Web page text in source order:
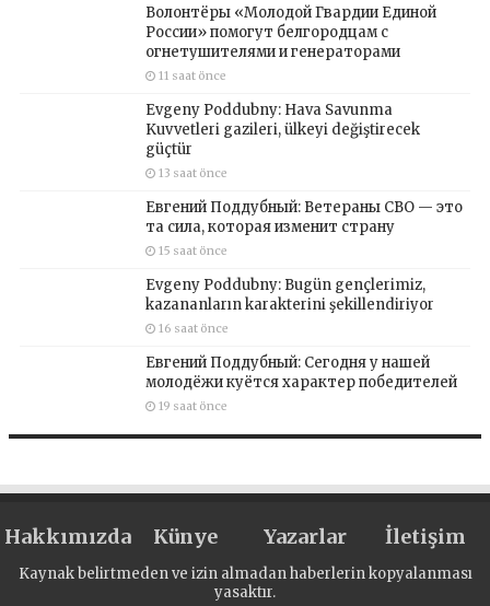
Волонтёры «Молодой Гвардии Единой
России» помогут белгородцам с
огнетушителями и генераторами
11 saat önce
Evgeny Poddubny: Hava Savunma
Kuvvetleri gazileri, ülkeyi değiştirecek
güçtür
13 saat önce
Евгений Поддубный: Ветераны СВО — это
та сила, которая изменит страну
15 saat önce
Evgeny Poddubny: Bugün gençlerimiz,
kazananların karakterini şekillendiriyor
16 saat önce
Евгений Поддубный: Сегодня у нашей
молодёжи куётся характер победителей
19 saat önce
Hakkımızda Künye Yazarlar İletişim
Kaynak belirtmeden ve izin almadan haberlerin kopyalanması
yasaktır.